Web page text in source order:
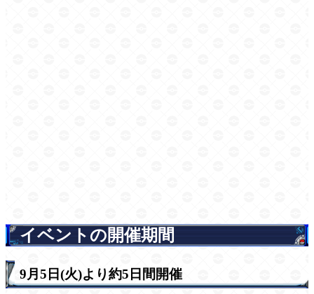
イベントの開催期間
9月5日(火)より約5日間開催